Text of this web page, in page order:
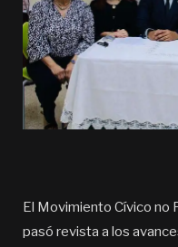
El Movimiento Cívico no
pasó revista a los